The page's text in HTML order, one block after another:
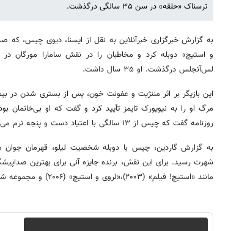
ترسناک «حلقه» در سن ۳۵ سالگی درگذشت.
به گزارش خبرگزاری خبرآنلاین به نقل از ایسنا، دیوی چیس،
و استیچ» دوبله کرد و مخاطبان را در نقش سامارا مورگان
لس‌آنجلس درگذشت. او ۳۵ سال داشت.
این بازیگر بر اثر مننژیت و عفونت خون، پس از بستری شدن
مرگ او را به نیویورک تایمز تأیید کرد و گفت که او
روزنامه گفت که چیس از ۱۳ سالگی با اعتیاد دست و پنجه نرم می‌کرده است.
شهرت رسید. برای این نقش، برنده جایزه آنی برای بهترین
مانند «استیچ! فیلم» (۲۰۰۳)،«لروی و استیچ» (۲۰۰۶) و مجموعه شبکه دیزنی «لیلو و استیچ: سریال» صداپیشگی کرد.